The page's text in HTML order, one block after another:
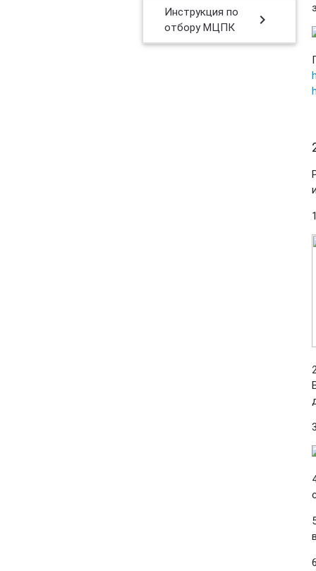
Инструкция по
отбору МЦПК
chevron_right